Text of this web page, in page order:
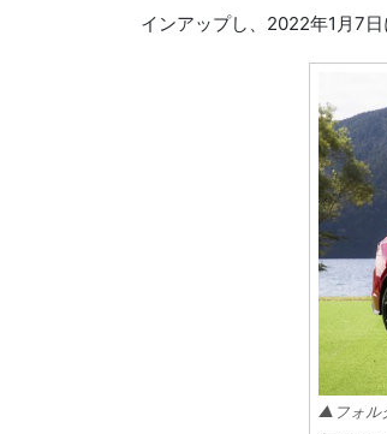
インアップし、2022年1月7
▲フォル